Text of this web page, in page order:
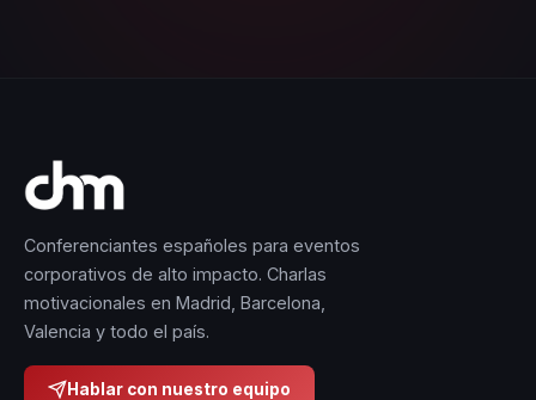
Conferenciantes españoles para eventos
corporativos de alto impacto. Charlas
motivacionales en Madrid, Barcelona,
Valencia y todo el país.
Hablar con nuestro equipo